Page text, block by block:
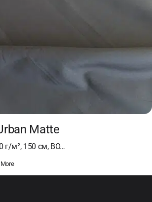
Matte
г/м², 150 см, ВО…